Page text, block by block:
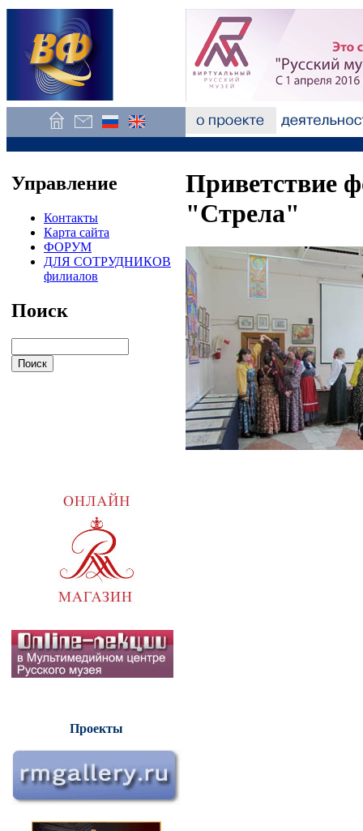
Управление
Контакты
Карта сайта
ФОРУМ
ДЛЯ СОТРУДНИКОВ
филиалов
Поиск
Проекты
Приветствие
"Стрела"